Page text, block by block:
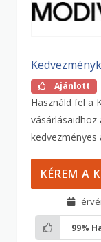
Ajánlott
Használd fel a
vásárlásaidhoz
kedvezményes
KÉREM A
99%